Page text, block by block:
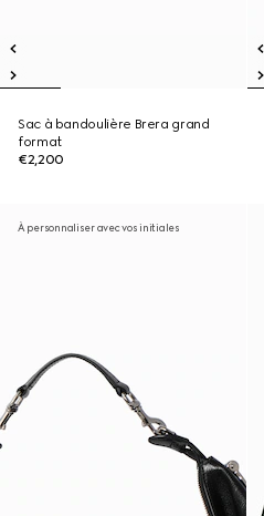
Sac à bandoulière Brera grand
format
€2,200
À personnaliser avec vos initiales